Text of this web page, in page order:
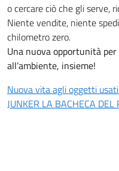
o cercare ciò che gli serve,
Niente vendite, niente
chilometro zero.
Una nuova opportunità
all’ambiente, insieme!
Nuova vita agli oggetti
JUNKER LA BACHECA DEL